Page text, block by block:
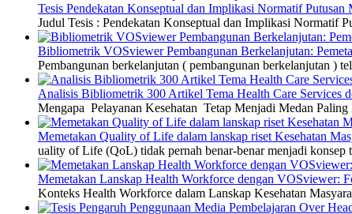
Tesis Pendekatan Konseptual dan Implikasi Normatif Putusan
Judul Tesis : Pendekatan Konseptual dan Implikasi Normatif
Bibliometrik VOSviewer Pembangunan Berkelanjutan:
Pembangunan berkelanjutan ( pembangunan berkelanjutan )
Analisis Bibliometrik 300 Artikel Tema Health Care Services
Mengapa Pelayanan Kesehatan Tetap Menjadi Medan
Memetakan Quality of Life dalam lanskap riset Kesehatan
uality of Life (QoL) tidak pernah benar-benar menjadi konsep
Memetakan Lanskap Health Workforce dengan VOSviewer:
Konteks Health Workforce dalam Lanskap Kesehatan